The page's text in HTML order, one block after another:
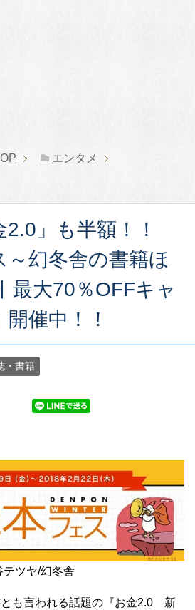
エンタメ
」も半額！！
～幻冬舎の書籍ほ
最大70％OFFキャ
催中！！
・書籍
ツヤ/幻冬舎
とも言われる話題の『お金2.0 新